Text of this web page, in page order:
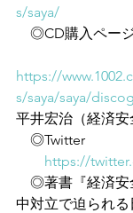
s/saya/
◎CD購入ペー
https://
s/saya/saya/
平井宏治（経済安
◎Twitter
https://
◎著書『経済安
中対立で迫られる